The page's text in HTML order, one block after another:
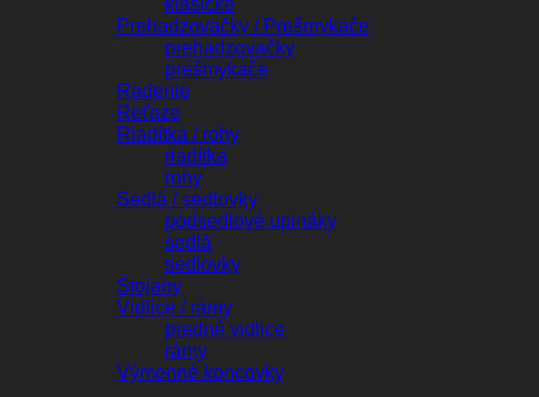
Prehadzovačky / Prešmykače
prehadzovačky
prešmykače
Radenie
Reťaze
Riadítka / rohy
riadítka
rohy
Sedlá / sedlovky
podsedlové upináky
sedlá
sedlovky
Stojany
Vidlice / rámy
predné vidlice
rámy
Výmenné koncovky